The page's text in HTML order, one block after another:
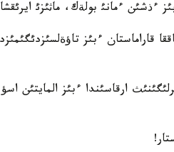
ءذشئن ءمانئ بولةك، ماثئزئ
ءبئز
ارقاسئندا ءبئز المايتئن